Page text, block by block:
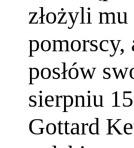
złożyli
pomorscy,
posłów
sierpniu
Gottard